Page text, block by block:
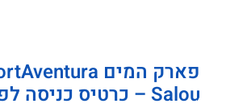
Salou – כרטיס כניסה לפארק מים